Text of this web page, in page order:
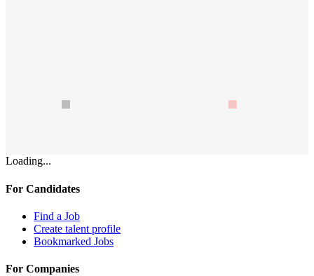
Loading...
For Candidates
Find a Job
Create talent profile
Bookmarked Jobs
For Companies